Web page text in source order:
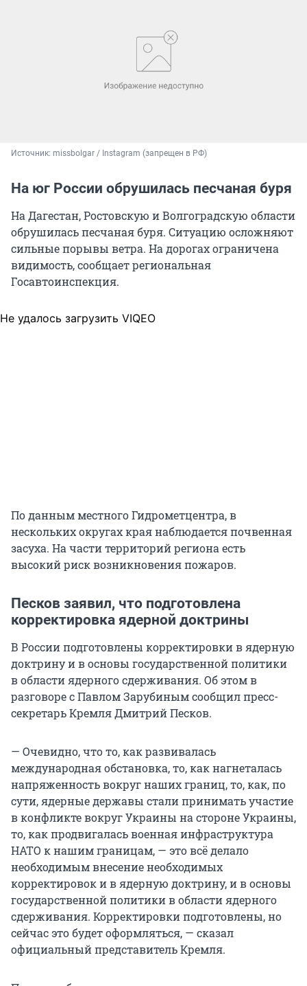
Источник: missbolgar / Instagram (запрещен в РФ)
На юг России обрушилась песчаная буря
На Дагестан, Ростовскую и Волгоградскую области
обрушилась песчаная буря. Ситуацию осложняют
сильные порывы ветра. На дорогах ограничена
видимость, сообщает региональная
Госавтоинспекция.
Не удалось загрузить VIQEO
По данным местного Гидрометцентра, в
нескольких округах края наблюдается почвенная
засуха. На части территорий региона есть
высокий риск возникновения пожаров.
Песков заявил, что подготовлена
корректировка ядерной доктрины
В России подготовлены корректировки в ядерную
доктрину и в основы государственной политики
в области ядерного сдерживания. Об этом в
разговоре с Павлом Зарубиным сообщил пресс-
секретарь Кремля Дмитрий Песков.
— Очевидно, что то, как развивалась
международная обстановка, то, как нагнеталась
напряженность вокруг наших границ, то, как, по
сути, ядерные державы стали принимать участие
в конфликте вокруг Украины на стороне Украины,
то, как продвигалась военная инфраструктура
НАТО к нашим границам, — это всё делало
необходимым внесение необходимых
корректировок и в ядерную доктрину, и в основы
государственной политики в области ядерного
сдерживания. Корректировки подготовлены, но
сейчас это будет оформляться, — сказал
официальный представитель Кремля.